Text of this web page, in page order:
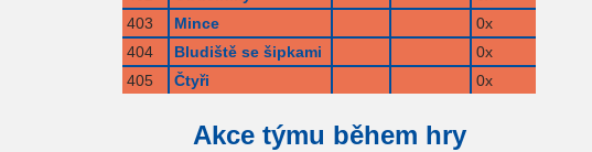
403
Mince
0x
404
Bludiště se šipkami
0x
405
Čtyři 0x
Akce týmu během hry